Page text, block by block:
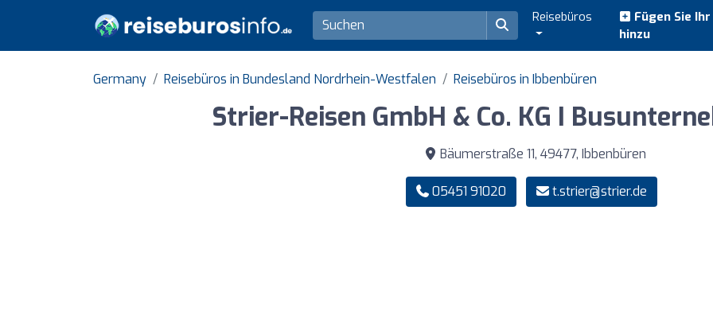
Reisebüros
Fügen Sie
hinzu
Germany Reisebüros in Bundesland Nordrhein-Westfalen Reisebüros in Ibbenbüren
Strier-Reisen GmbH & Co. KG I
Bäumerstraße 11, 49477, Ibbenbüren
05451 91020 t.strier@strier.de